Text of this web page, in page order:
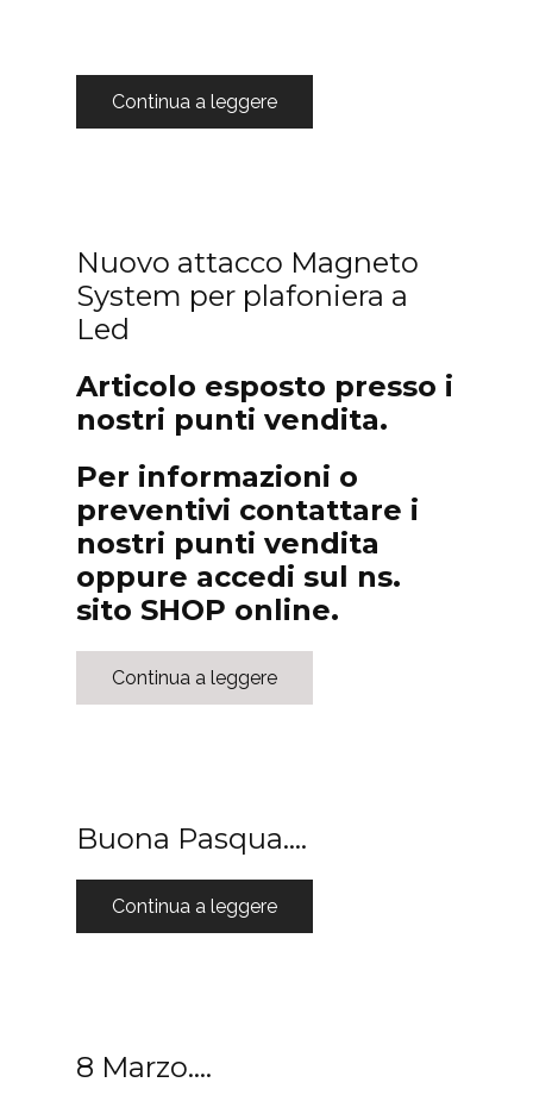
Continua a leggere
Nuovo attacco Magneto
System per plafoniera a
Led
Articolo esposto presso i
nostri punti vendita.
Per informazioni o
preventivi contattare i
nostri punti vendita
oppure accedi sul ns.
sito SHOP online.
Continua a leggere
Buona Pasqua….
Continua a leggere
8 Marzo….